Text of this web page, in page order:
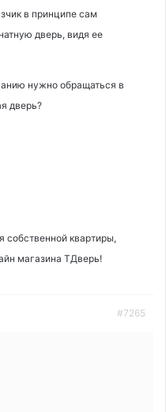
в принципе сам
дверь, видя ее
нужно обращаться в
дверь?
собственной квартиры,
магазина ТДверь!
#7265